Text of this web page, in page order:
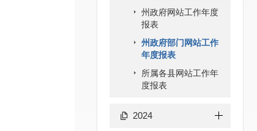
州政府网站工作年度
报表
州政府部门网站工作
年度报表
所属各县网站工作年
度报表
2024